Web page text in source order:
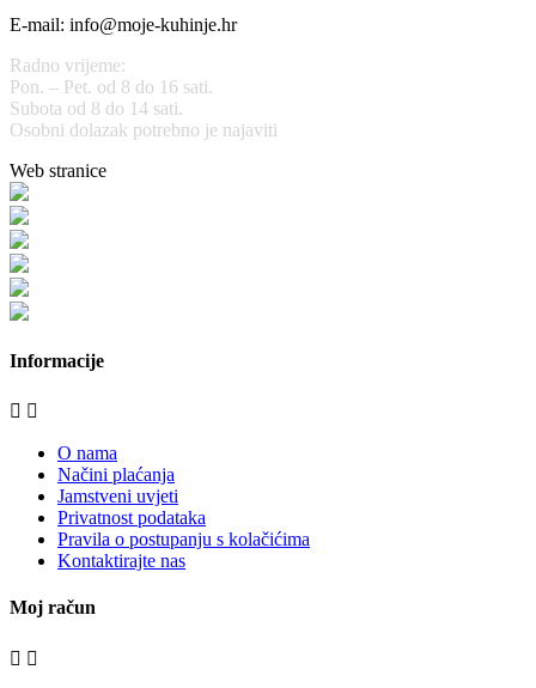
E-mail: info@moje-kuhinje.hr
Radno vrijeme:
Pon. – Pet. od 8 do 16 sati.
Subota od 8 do 14 sati.
Osobni dolazak potrebno je najaviti
Web stranice
Informacije
 
O nama
Načini plaćanja
Jamstveni uvjeti
Privatnost podataka
Pravila o postupanju s kolačićima
Kontaktirajte nas
Moj račun
 